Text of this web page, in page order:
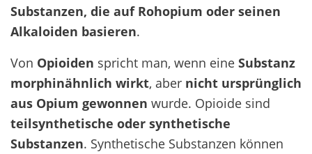
Substanzen, die auf Rohopium oder seinen
Alkaloiden basieren.
Von Opioiden spricht man, wenn eine Substanz
morphinähnlich wirkt, aber nicht ursprünglich
aus Opium gewonnen wurde. Opioide sind
teilsynthetische oder synthetische
Substanzen. Synthetische Substanzen können